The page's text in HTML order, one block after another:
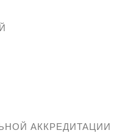
АККРЕДИТАЦИИ